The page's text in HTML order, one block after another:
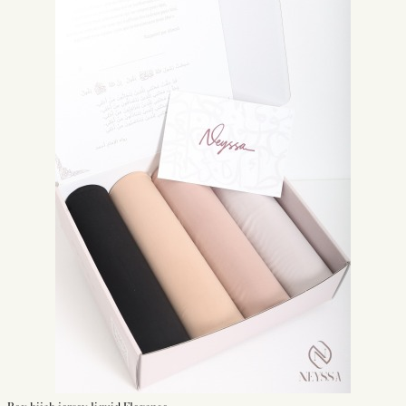
se porte en toute saison. En été, le hijab jersey vous procurera fraicheur
propose une gamme de hijab jersey qui est une création Neyssa Shop.
Les hijab jersey sont longs et très pratique:
Grace à sa taille maxi, vous pourrez réaliser de nombreux hijab style et
laisser parler votre imagination. Avec ce hijab jersey vous allez avoir un
hijab qui a tendance à épouser les formes de votre visage et donc à le
mettre en valeur et vous embellir en toute pudeur avec votre beauté
naturelle.
Il existe plusieurs coloris de hijab jersey, à vous de choisir la couleur que
vous souhaitez. Le hijab jersey se porte aussi bien pour le quotidien que
pour les fêtes. N’ayez crainte, vous allez pouvoir le porter comme vous le
souhaitez et surtout pour n’importe quelle tenue, que ce soit Sportswear
ou Abaya, ou même cape kimono, le hijab jersey s’adapte !
Hijab jersey pas cher :
Il faut savoir que les hijabs jersey sont très abordables au niveau prix.
Le Hijab jersey entre dans la catégorie des hijabs pas chers. Le hijab jersey
fluide fera plaisir à votre dressing étant donné qu’il fait dorénavant partie
des must have. Leur prix varient aussi selon les dimensions, actuellement
nous avons des jersey à petit prix pour des petits formats.